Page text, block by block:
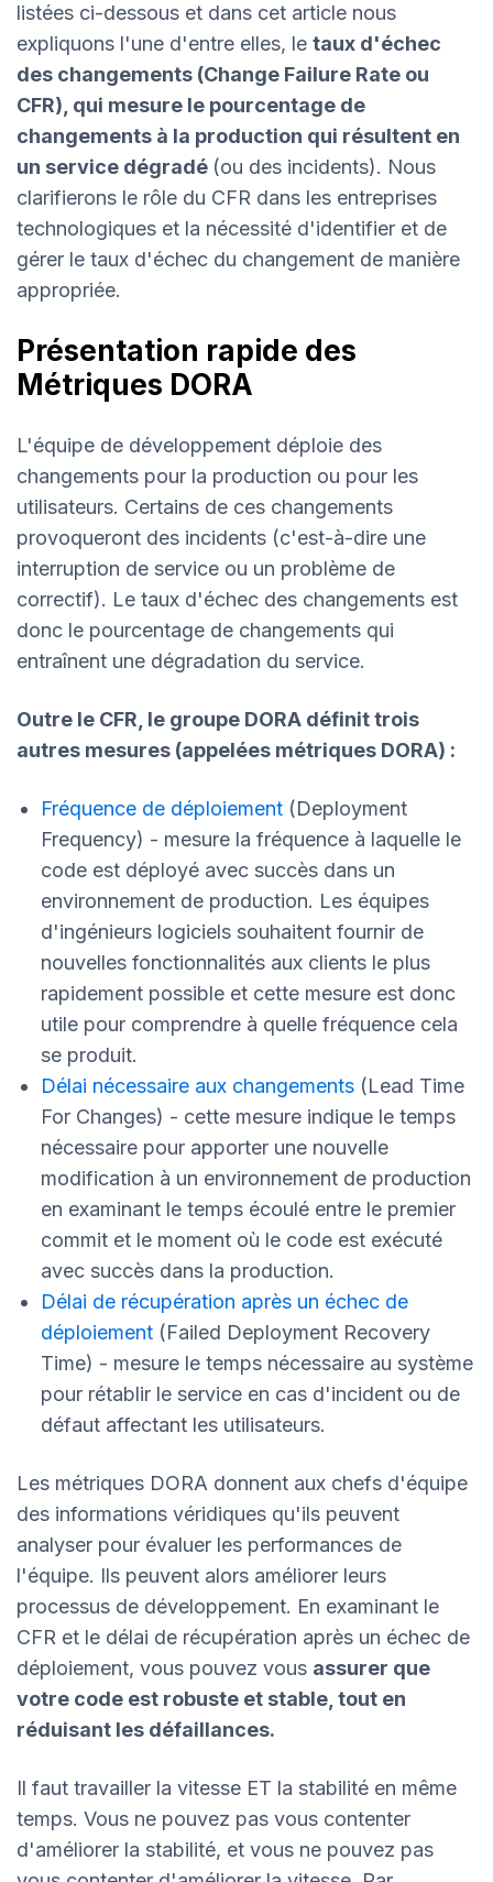
listées ci-dessous et dans cet article nous
expliquons l'une d'entre elles, le taux d'échec
des changements (Change Failure Rate ou
CFR), qui mesure le pourcentage de
changements à la production qui résultent en
un service dégradé (ou des incidents). Nous
clarifierons le rôle du CFR dans les entreprises
technologiques et la nécessité d'identifier et de
gérer le taux d'échec du changement de manière
appropriée.
Présentation rapide des
Métriques DORA
L'équipe de développement déploie des
changements pour la production ou pour les
utilisateurs. Certains de ces changements
provoqueront des incidents (c'est-à-dire une
interruption de service ou un problème de
correctif). Le taux d'échec des changements est
donc le pourcentage de changements qui
entraînent une dégradation du service.
Outre le CFR, le groupe DORA définit trois
autres mesures (appelées métriques DORA) :
Fréquence de déploiement (Deployment
Frequency) - mesure la fréquence à laquelle le
code est déployé avec succès dans un
environnement de production. Les équipes
d'ingénieurs logiciels souhaitent fournir de
nouvelles fonctionnalités aux clients le plus
rapidement possible et cette mesure est donc
utile pour comprendre à quelle fréquence cela
se produit.
Délai nécessaire aux changements (Lead Time
For Changes) - cette mesure indique le temps
nécessaire pour apporter une nouvelle
modification à un environnement de production
en examinant le temps écoulé entre le premier
commit et le moment où le code est exécuté
avec succès dans la production.
Délai de récupération après un échec de
déploiement (Failed Deployment Recovery
Time) - mesure le temps nécessaire au système
pour rétablir le service en cas d'incident ou de
défaut affectant les utilisateurs.
Les métriques DORA donnent aux chefs d'équipe
des informations véridiques qu'ils peuvent
analyser pour évaluer les performances de
l'équipe. Ils peuvent alors améliorer leurs
processus de développement. En examinant le
CFR et le délai de récupération après un échec de
déploiement, vous pouvez vous assurer que
votre code est robuste et stable, tout en
réduisant les défaillances.
Il faut travailler la vitesse ET la stabilité en même
temps. Vous ne pouvez pas vous contenter
d'améliorer la stabilité, et vous ne pouvez pas